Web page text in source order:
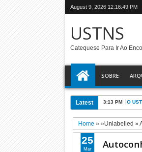
August 9, 2026 12:16:50 PM
USTNS
Catequese Para Ir Ao
SOBRE
Latest 3:13 PM O
Home » »Unlabelled »
25
Mar